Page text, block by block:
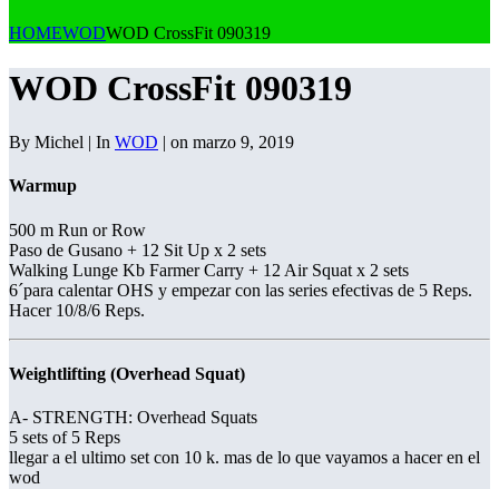
HOMEWODWOD CrossFit 090319
WOD CrossFit 090319
By Michel | In WOD | on marzo 9, 2019
Warmup
500 m Run or Row
Paso de Gusano + 12 Sit Up x 2 sets
Walking Lunge Kb Farmer Carry + 12 Air Squat x 2 sets
6´para calentar OHS y empezar con las series efectivas de 5 Reps.
Hacer 10/8/6 Reps.
Weightlifting (Overhead Squat)
A- STRENGTH: Overhead Squats
5 sets of 5 Reps
llegar a el ultimo set con 10 k. mas de lo que vayamos a hacer en el
wod